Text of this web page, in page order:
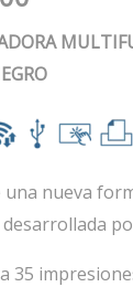
nueva
35